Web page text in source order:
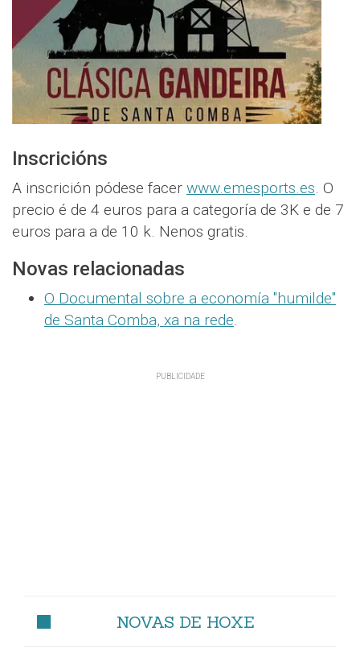
Inscricións
A inscrición pódese facer www.emesports.es. O
precio é de 4 euros para a categoría de 3K e de 7
euros para a de 10 k. Nenos gratis.
Novas relacionadas
O Documental sobre a economía "humilde"
de Santa Comba, xa na rede.
NOVAS DE HOXE